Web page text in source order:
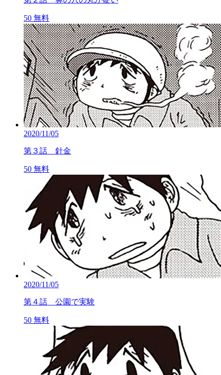
50 無料
2020/11/05
第３話 針金
50 無料
2020/11/05
第４話 公園で実験
50 無料